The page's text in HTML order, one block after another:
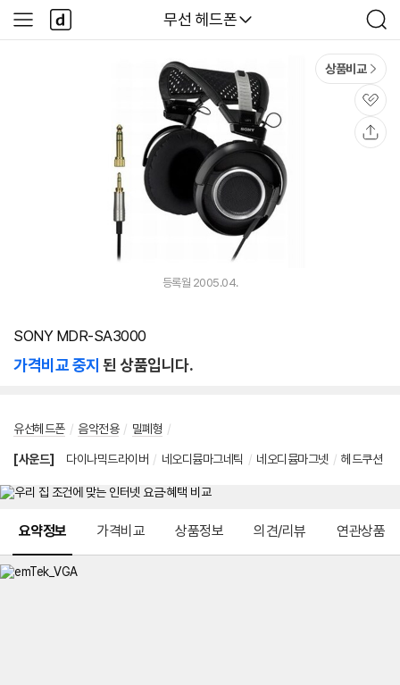
다나와
무선 헤드폰
검
색
사
이
다
나
와
상품비교
관
심
등록월 2005.04.
SONY MDR-SA3000
가격비교 중지 된 상품입니다.
유선헤드폰 / 음악전용 / 밀폐형 /
[사운드] 다이나믹드라이버 / 네오디뮴마그네틱 / 네오디뮴마그넷 / 헤드쿠션
요약정보 가격비교 상품정보 의견/리뷰 연관상품